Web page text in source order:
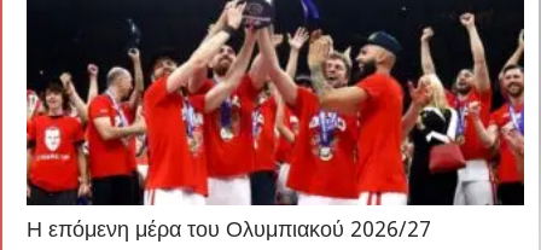
Η επόμενη μέρα του Ολυμπιακού 2026/27